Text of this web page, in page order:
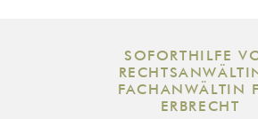
SOFORTHILFE
FACHANWÄLTIN
ERBRECHT